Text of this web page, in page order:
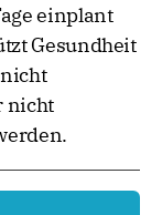
einplant
Gesundheit
nicht